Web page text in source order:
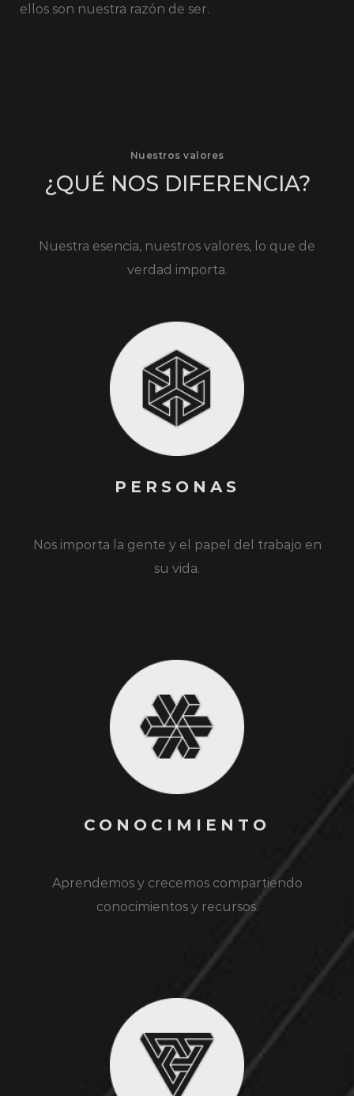
ellos son nuestra razón de ser.
Nuestros valores
¿QUÉ NOS DIFERENCIA?
Nuestra esencia, nuestros valores, lo que de
verdad importa.
PERSONAS
Nos importa la gente y el papel del trabajo en
su vida.
CONOCIMIENTO
Aprendemos y crecemos compartiendo
conocimientos y recursos.